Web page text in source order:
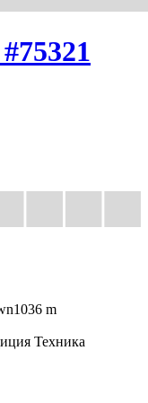
1036 m
Техника